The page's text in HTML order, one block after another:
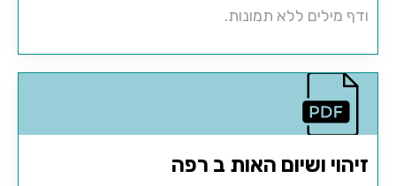
ודף מילים ללא תמונות.
זיהוי ושיום האות ב רפה